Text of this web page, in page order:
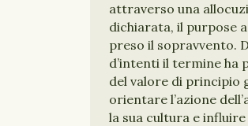
attraverso una
dichiarata, il purpose
preso il sopravvento.
d’intenti il termine ha
del valore di principio
orientare l’azione
la sua cultura e